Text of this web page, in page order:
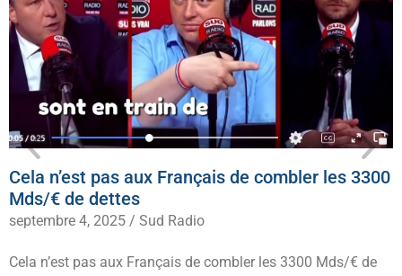
Cela n’est pas aux Français de combler les 3300
Mds/€ de dettes
septembre 4, 2025 / Sud Radio
Cela n’est pas aux Français de combler les 3300 Mds/€ de